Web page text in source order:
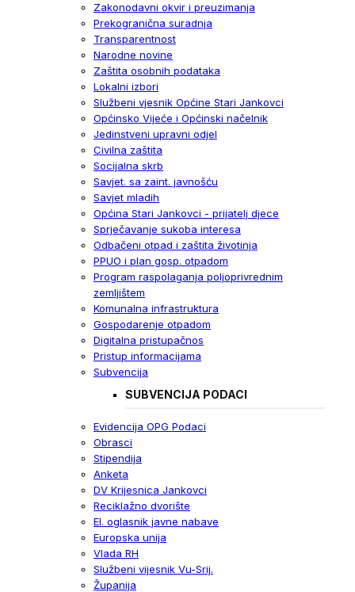
Zakonodavni okvir i preuzimanja
Prekogranična suradnja
Transparentnost
Narodne novine
Zaštita osobnih podataka
Lokalni izbori
Službeni vjesnik Općine Stari Jankovci
Općinsko Vijeće i Općinski načelnik
Jedinstveni upravni odjel
Civilna zaštita
Socijalna skrb
Savjet. sa zaint. javnošću
Savjet mladih
Općina Stari Jankovci - prijatelj djece
Sprječavanje sukoba interesa
Odbačeni otpad i zaštita životinja
PPUO i plan gosp. otpadom
Program raspolaganja poljoprivrednim
zemljištem
Komunalna infrastruktura
Gospodarenje otpadom
Digitalna pristupačnos
Pristup informacijama
Subvencija
SUBVENCIJA PODACI
Evidencija OPG Podaci
Obrasci
Stipendija
Anketa
DV Krijesnica Jankovci
Reciklažno dvorište
El. oglasnik javne nabave
Europska unija
Vlada RH
Službeni vijesnik Vu-Srij.
Županija